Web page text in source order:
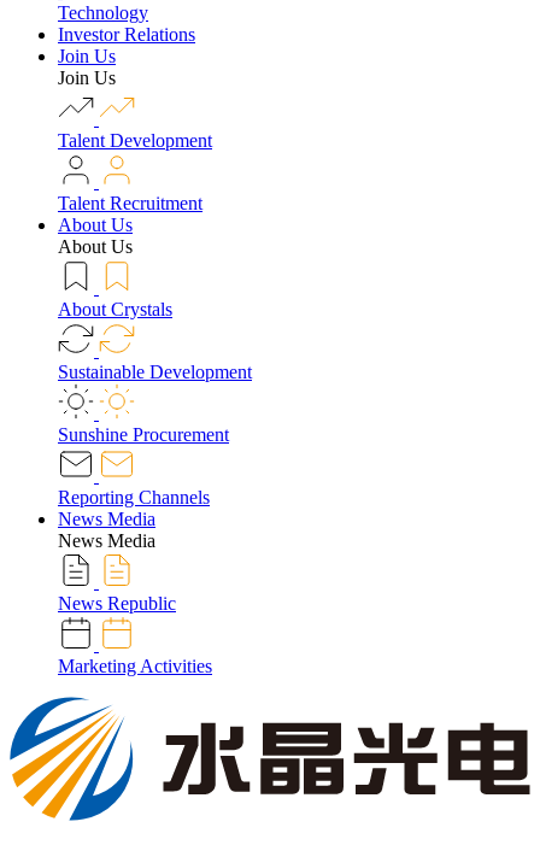
Technology
Investor Relations
Join Us
Join Us
Talent Development
Talent Recruitment
About Us
About Us
About Crystals
Sustainable Development
Sunshine Procurement
Reporting Channels
News Media
News Media
News Republic
Marketing Activities